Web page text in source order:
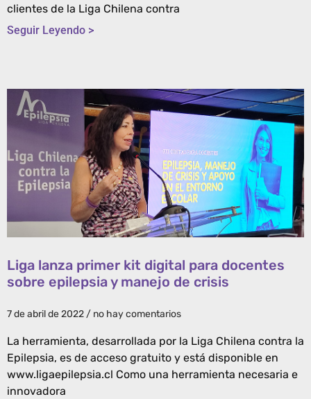
clientes de la Liga Chilena contra
Seguir Leyendo >
Liga lanza primer kit digital para docentes
sobre epilepsia y manejo de crisis
7 de abril de 2022 no hay comentarios
La herramienta, desarrollada por la Liga Chilena contra la
Epilepsia, es de acceso gratuito y está disponible en
www.ligaepilepsia.cl Como una herramienta necesaria e
innovadora